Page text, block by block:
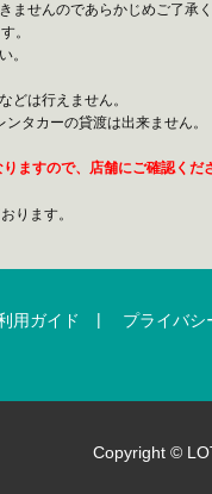
せんのであらかじめご了承く
。
。
どは行えません。
タカーの貸渡は出来ません。
ますので、店舗にご確認くだ
ります。
用ガイド | プライバシ
Copyright ©